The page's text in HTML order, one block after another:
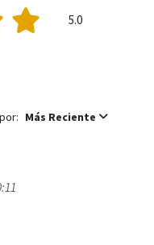
5.0
Más Reciente